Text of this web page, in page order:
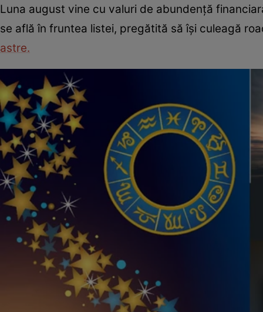
Luna august vine cu valuri de abundență
se află în fruntea listei, pregătită să își culeagă
astre.